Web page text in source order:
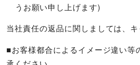
うお願い申し上げます)
当社責任の返品に関しましては、
■お客様都合によるイメージ違い